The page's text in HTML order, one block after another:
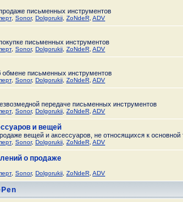
письменных инструментов
, Sonor, Dolgorukii ZoNdeR ADV
письменных инструментов
, Sonor, Dolgorukii ZoNdeR ADV
обмене письменных инструментов
, Sonor, Dolgorukii ZoNdeR ADV
передаче письменных инструментов
, Sonor, Dolgorukii ZoNdeR ADV
и вещей
вещей и аксессуаров, не относящихся к
, Sonor, Dolgorukii ZoNdeR ADV
о продаже
, Sonor, Dolgorukii ZoNdeR ADV